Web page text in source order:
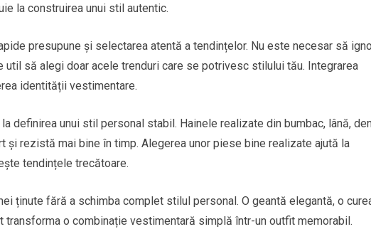
la construirea unui stil autentic.
presupune și selectarea atentă a tendințelor. Nu este necesar să
să alegi doar acele trenduri care se potrivesc stilului tău. Integrarea
identității vestimentare.
definirea unui stil personal stabil. Hainele realizate din bumbac, lână,
și rezistă mai bine în timp. Alegerea unor piese bine realizate ajută la
tendințele trecătoare.
ținute fără a schimba complet stilul personal. O geantă elegantă, o
o combinație vestimentară simplă într-un outfit memorabil.